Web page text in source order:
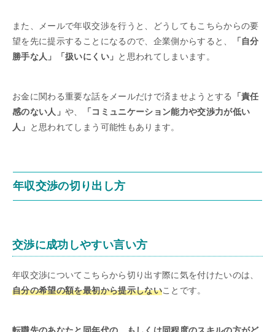
また、メールで年収交渉を行うと、どうしてもこちらからの要
望を先に提示することになるので、企業側からすると、
「自分
勝手な人」「扱いにくい」 と思われてしまいます。
お金に関わる重要な話をメールだけで済ませようとする
「責任
感のない人」や、
「コミュニケーション能力や交渉力が低い
人」
と思われてしまう可能性もあります。
年収交渉の切り出し方
交渉に成功しやすい言い方
年収交渉についてこちらから切り出す際に気を付けたいのは、
自分の希望の額を最初から提示しないことです。